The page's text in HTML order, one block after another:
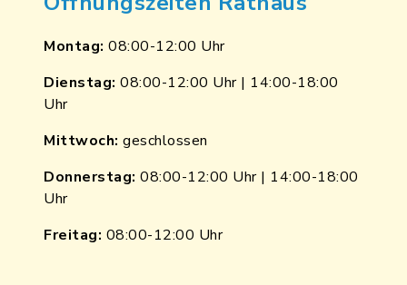
Montag: 08:00-12:00 Uhr
Dienstag: 08:00-12:00 Uhr | 14:00-18:00
Uhr
Mittwoch: geschlossen
Donnerstag: 08:00-12:00 Uhr | 14:00-18:00
Uhr
Freitag: 08:00-12:00 Uhr